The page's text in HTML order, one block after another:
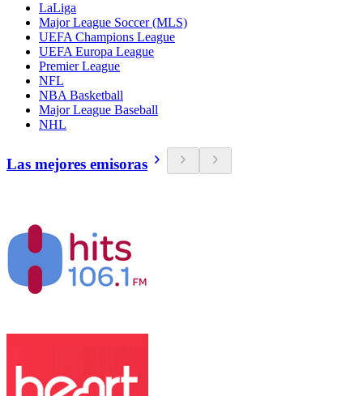
LaLiga
Major League Soccer (MLS)
UEFA Champions League
UEFA Europa League
Premier League
NFL
NBA Basketball
Major League Baseball
NHL
Las mejores emisoras